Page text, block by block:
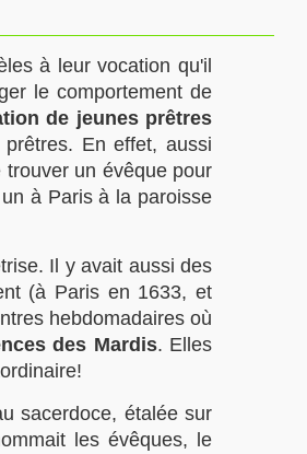
à leur vocation qu'il
le comportement de
de jeunes prêtres
En effet, aussi
un évêque pour
à Paris à la paroisse
Il y avait aussi des
(à Paris en 1633, et
hebdomadaires où
des Mardis. Elles
sacerdoce, étalée sur
les évêques, le